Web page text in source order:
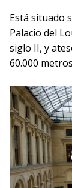
Está situado
Palacio del
siglo II, y
60.000